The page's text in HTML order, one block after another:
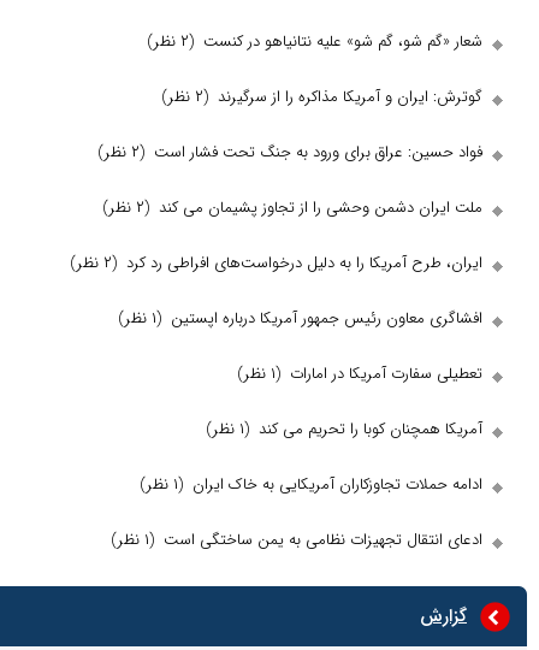
شو، گم شو» علیه نتانیاهو در کنست(۲ نظر)
و آمریکا مذاکره را از سرگیرند(۲ نظر)
عراق برای ورود به جنگ تحت فشار است (۲ نظر)
دشمن وحشی را از تجاوز پشیمان می کند (۲ نظر)
آمریکا را به دلیل درخواست‌های افراطی رد کرد(۲ نظر)
معاون رئیس جمهور آمریکا درباره اپستین(۱ نظر)
آمریکا در امارات(۱ نظر)
کوبا را تحریم می کند (۱ نظر)
تجاوزکاران آمریکایی به خاک ایران(۱ نظر)
تجهیزات نظامی به یمن ساختگی است(۱ نظر)